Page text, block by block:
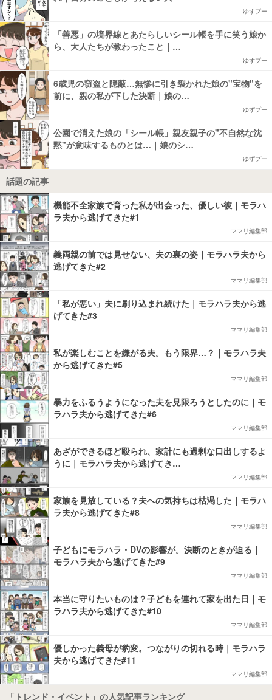
ゆずプー
「善悪」の境界線とあたらしいシール帳を手に笑う娘か
ら、大人たちが教わったこと｜…
ゆずプー
6歳児の窃盗と隠蔽…無惨に引き裂かれた娘の"宝物"を
前に、親の私が下した決断｜娘の…
ゆずプー
公園で消えた娘の「シール帳」親友親子の"不自然な沈
黙"が意味するものとは…｜娘のシ…
ゆずプー
話題の記事
機能不全家族で育った私が出会った、優しい彼｜モラハ
ラ夫から逃げてきた#1
ママリ編集部
義両親の前では見せない、夫の裏の姿｜モラハラ夫から
逃げてきた#2
ママリ編集部
「私が悪い」夫に刷り込まれ続けた｜モラハラ夫から逃
げてきた#3
ママリ編集部
私が楽しむことを嫌がる夫。もう限界…？｜モラハラ夫
から逃げてきた#5
ママリ編集部
暴力をふるうようになった夫を見限ろうとしたのに｜モ
ラハラ夫から逃げてきた#6
ママリ編集部
あざができるほど殴られ、家計にも過剰な口出しするよ
うに｜モラハラ夫から逃げてき…
ママリ編集部
家族を見放している？夫への気持ちは枯渇した｜モラハ
ラ夫から逃げてきた#8
ママリ編集部
子どもにモラハラ・DVの影響が。決断のときが迫る｜
モラハラ夫から逃げてきた#9
ママリ編集部
本当に守りたいものは？子どもを連れて家を出た日｜モ
ラハラ夫から逃げてきた#10
ママリ編集部
優しかった義母が豹変。つながりの切れる時｜モラハラ
夫から逃げてきた#11
ママリ編集部
「トレンド・イベント」の人気記事ランキング